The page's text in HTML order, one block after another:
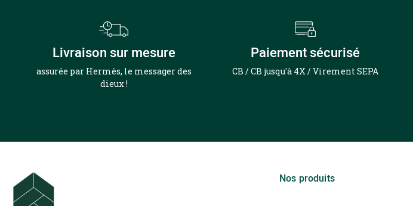
Livraison sur mesure
assurée par Hermès, le messager des
dieux !
Paiement sécurisé
CB / CB jusqu'à 4X / Virement SEPA
Nos produits